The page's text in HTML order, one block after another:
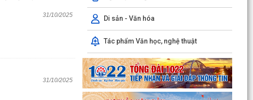
31/10/2025
31/10/2025
Di sản - Văn hóa
Tác phẩm Văn học, nghệ thuật